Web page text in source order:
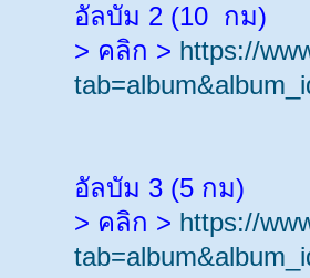
อัลบัม 2 (10 กม)
> คลิก > https://
อัลบัม 3 (5 กม)
> คลิก > https://